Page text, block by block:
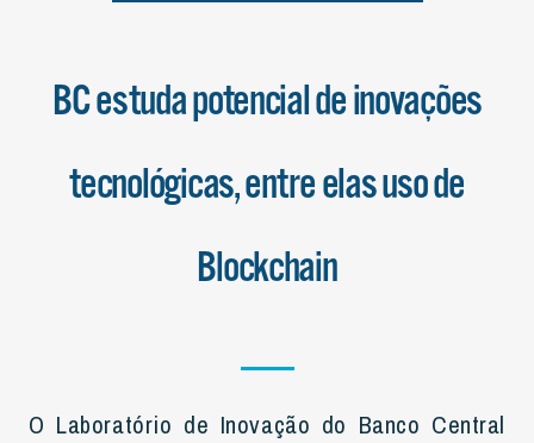
BC estuda potencial de inovações
tecnológicas, entre elas uso de
Blockchain
O Laboratório de Inovação do Banco Central